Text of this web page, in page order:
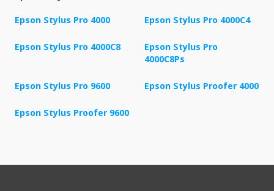
Epson Stylus Pro 4000 Epson Stylus Pro 4000C4
Epson Stylus Pro 4000C8
Epson Stylus Pro
4000C8Ps
Epson Stylus Pro 9600 Epson Stylus Proofer 4000
Epson Stylus Proofer 9600